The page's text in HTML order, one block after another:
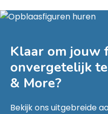
Klaar om jouw
onvergetelijk
& More?
Bekijk ons uitgebreide